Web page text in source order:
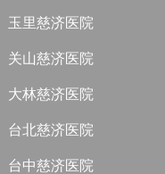
玉里慈济医院
关山慈济医院
大林慈济医院
台北慈济医院
台中慈济医院